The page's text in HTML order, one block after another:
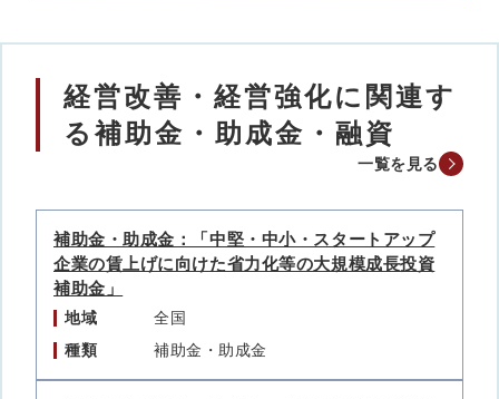
経営改善・経営強化に関連す
る補助金・助成金・融資
一覧を見る
補助金・助成金：「中堅・中小・スタートアップ
企業の賃上げに向けた省力化等の大規模成長投資
補助金」
地域
全国
種類
補助金・助成金